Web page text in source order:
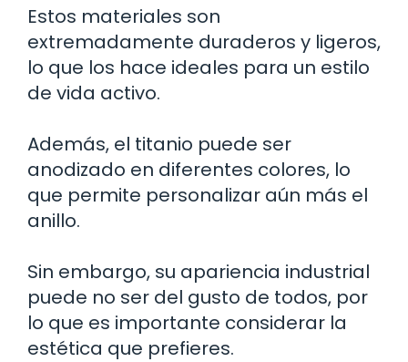
Estos materiales son
extremadamente duraderos y ligeros,
lo que los hace ideales para un estilo
de vida activo.
Además, el titanio puede ser
anodizado en diferentes colores, lo
que permite personalizar aún más el
anillo.
Sin embargo, su apariencia industrial
puede no ser del gusto de todos, por
lo que es importante considerar la
estética que prefieres.